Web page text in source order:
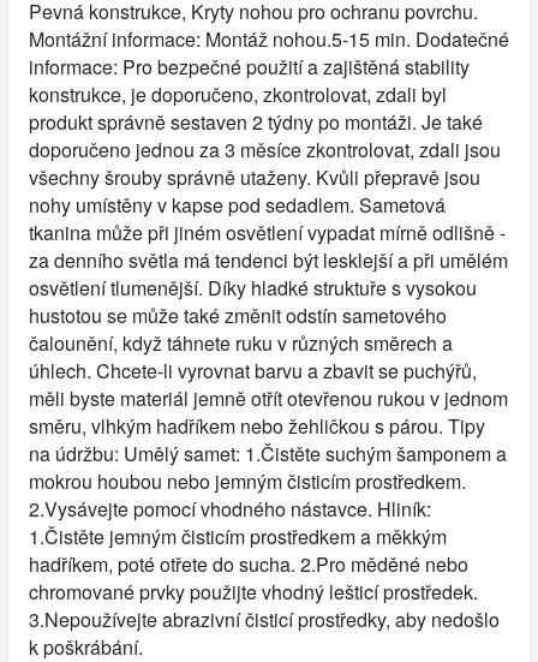
Pevná konstrukce, Kryty nohou pro ochranu povrchu.
Montážní informace: Montáž nohou.5-15 min. Dodatečné
informace: Pro bezpečné použití a zajištěná stability
konstrukce, je doporučeno, zkontrolovat, zdali byl
produkt správně sestaven 2 týdny po montáži. Je také
doporučeno jednou za 3 měsíce zkontrolovat, zdali jsou
všechny šrouby správně utaženy. Kvůli přepravě jsou
nohy umístěny v kapse pod sedadlem. Sametová
tkanina může při jiném osvětlení vypadat mírně odlišně -
za denního světla má tendenci být lesklejší a při umělém
osvětlení tlumenější. Díky hladké struktuře s vysokou
hustotou se může také změnit odstín sametového
čalounění, když táhnete ruku v různých směrech a
úhlech. Chcete-li vyrovnat barvu a zbavit se puchýřů,
měli byste materiál jemně otřít otevřenou rukou v jednom
směru, vlhkým hadříkem nebo žehličkou s párou. Tipy
na údržbu: Umělý samet: 1.Čistěte suchým šamponem a
mokrou houbou nebo jemným čisticím prostředkem.
2.Vysávejte pomocí vhodného nástavce. Hliník:
1.Čistěte jemným čisticím prostředkem a měkkým
hadříkem, poté otřete do sucha. 2.Pro měděné nebo
chromované prvky použijte vhodný lešticí prostředek.
3.Nepoužívejte abrazivní čisticí prostředky, aby nedošlo
k poškrábání.